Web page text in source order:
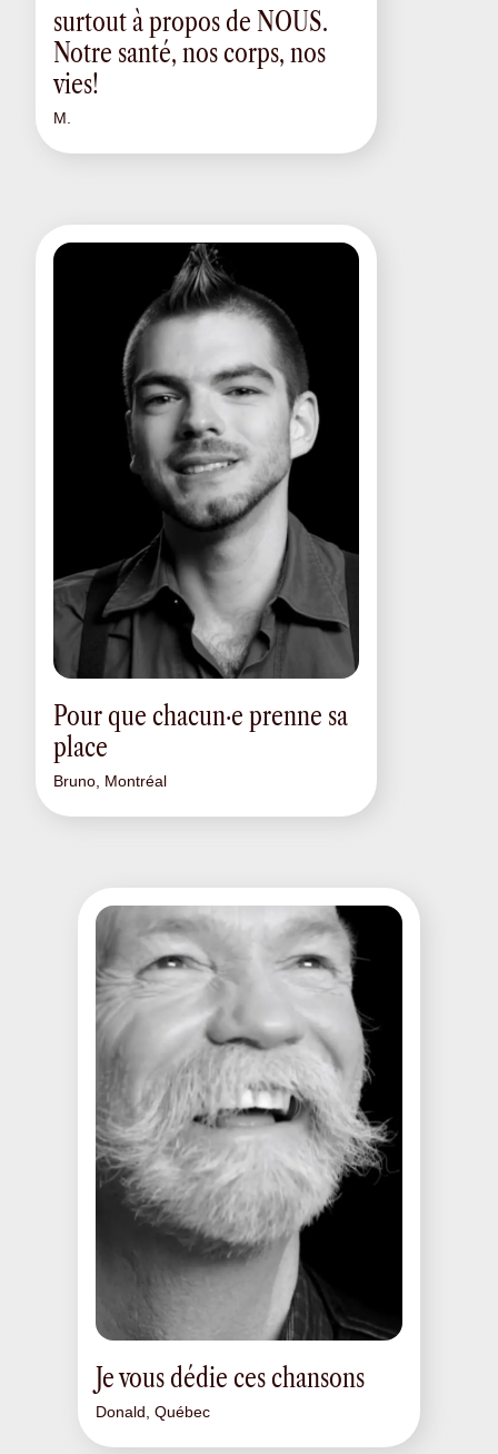
surtout à propos de NOUS.
Notre santé, nos corps, nos
vies!
M.
Pour que chacun·e prenne sa
place
Bruno, Montréal
Je vous dédie ces chansons
Donald, Québec